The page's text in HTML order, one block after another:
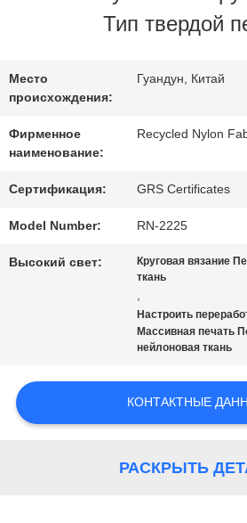
НАС
ПУТЕШЕСТВИЕ
ФАБРИКИ
ПРОВЕРКА
КАЧЕСТВА
СВЯЖИТЕСЬ
НОВОСТИ
Тип твердой
Место
происхождения:
Гуандун, Китай
Фирменное
наименование:
Recycled Nylon
Сертификация: GRS Certificates
Model Number: RN-2225
Высокий свет:
Круговая вязание
ткань
,
Настроить
Массивная печать
нейлоновая ткань
КОНТАКТНЫЕ
РАСКРЫТЬ